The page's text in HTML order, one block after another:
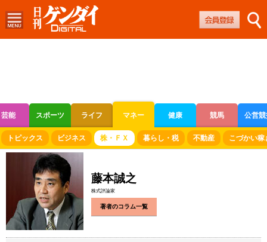
芸能 スポーツ ライフ マネー 健康 競馬 公営
ボートレース 競輪 オートレース
トピックス ビジネス 株・ＦＸ 暮らし・税 不動産 こづかい稼
藤本誠之
株式評論家
著者のコラム一覧